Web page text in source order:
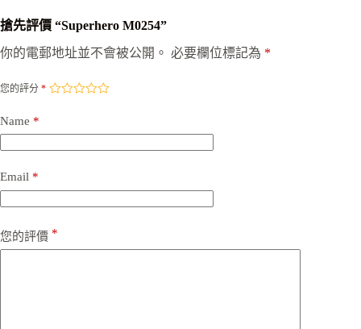
搶先評價 “Superhero M0254”
你的電郵地址並不會被公開。 必要欄位標記為 *
您的評分 *
Name *
Email *
您的評價 *